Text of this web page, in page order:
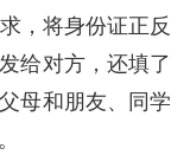
，将身份证正反
给对方，还填了
母和朋友、同学